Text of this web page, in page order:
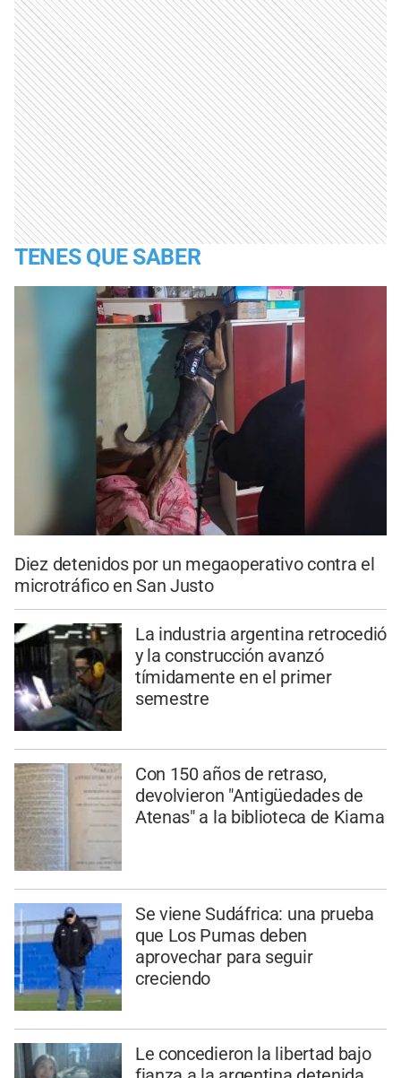
TENES QUE SABER
Diez detenidos por un megaoperativo contra el
microtráfico en San Justo
La industria argentina retrocedió
y la construcción avanzó
tímidamente en el primer
semestre
Con 150 años de retraso,
devolvieron "Antigüedades de
Atenas" a la biblioteca de Kiama
Se viene Sudáfrica: una prueba
que Los Pumas deben
aprovechar para seguir
creciendo
Le concedieron la libertad bajo